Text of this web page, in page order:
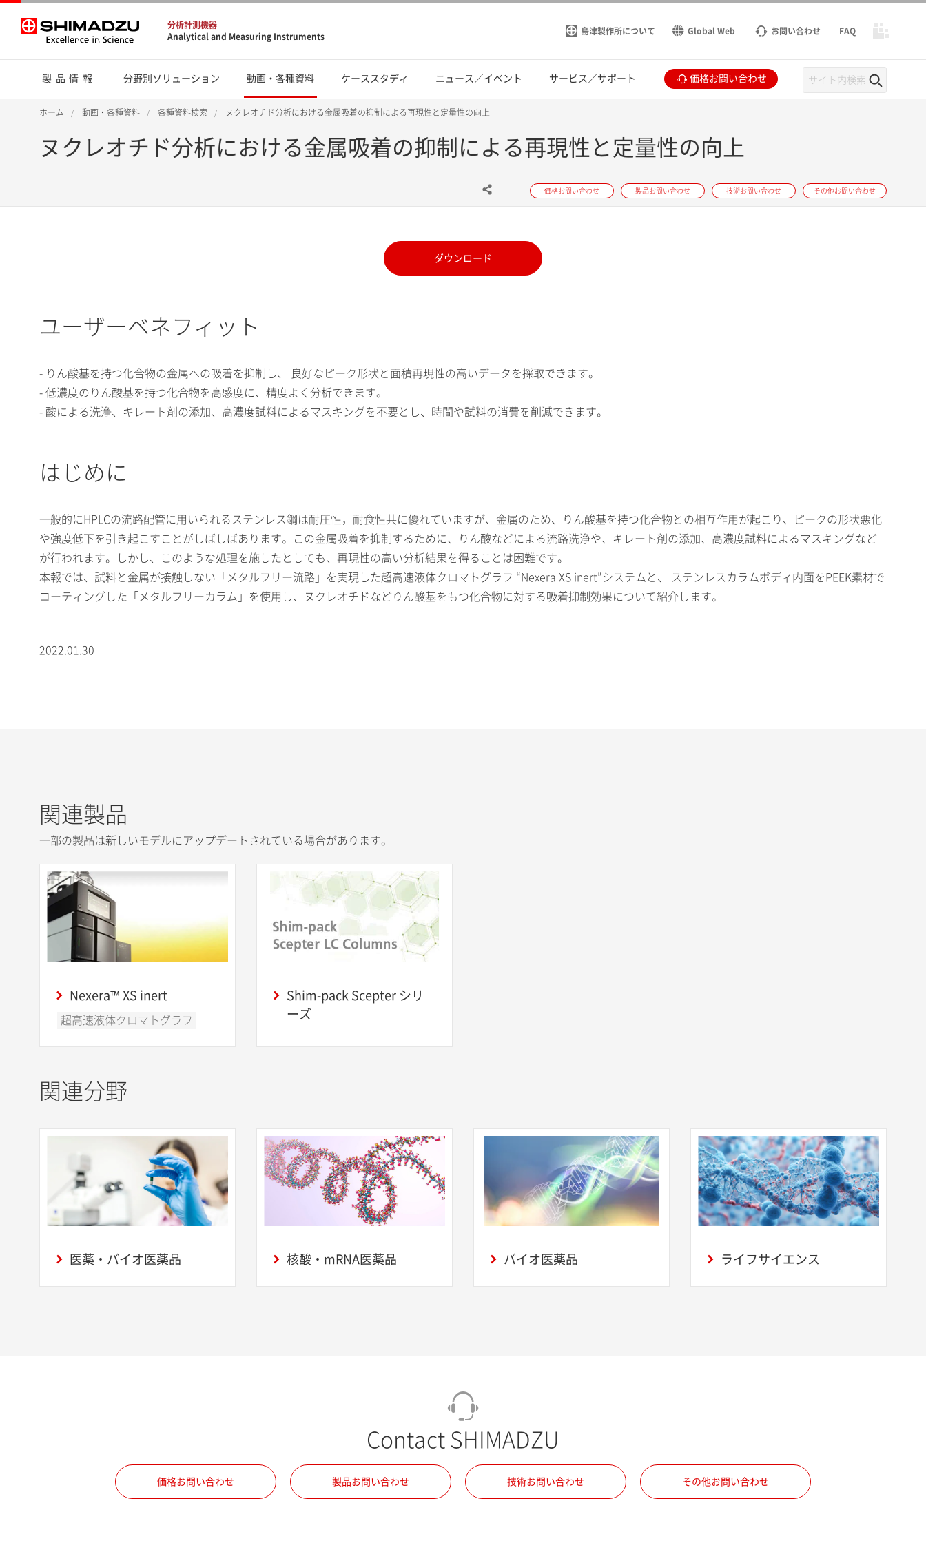
分析計測機器
Analytical and Measuring Instruments
島津製作所について Global Web お問い合わせ FAQ
製品情報 分野別ソリューション 動画・各種資料 ケーススタディ ニュース／イベント サービス／サポート 価格お問い合わせ
ホーム 動画・各種資料 各種資料検索 ヌクレオチド分析における金属吸着の抑制による再現性と定量性の向上
ヌクレオチド分析における金属吸着の抑制による再現性と定量性の向上
価格お問い合わせ 製品お問い合わせ 技術お問い合わせ その他お問い合わせ
ダウンロード
ユーザーベネフィット
- りん酸基を持つ化合物の金属への吸着を抑制し、 良好なピーク形状と面積再現性の高いデータを採取できます。
- 低濃度のりん酸基を持つ化合物を高感度に、精度よく分析できます。
- 酸による洗浄、キレート剤の添加、高濃度試料によるマスキングを不要とし、時間や試料の消費を削減できます。
はじめに
一般的にHPLCの流路配管に用いられるステンレス鋼は耐圧性，耐食性共に優れていますが、金属のため、りん酸基を持つ化合物との相互作用が起こり、ピークの形状悪化
や強度低下を引き起こすことがしばしばあります。この金属吸着を抑制するために、りん酸などによる流路洗浄や、キレート剤の添加、高濃度試料によるマスキングなど
が行われます。しかし、このような処理を施したとしても、再現性の高い分析結果を得ることは困難です。
本報では、試料と金属が接触しない「メタルフリー流路」を実現した超高速液体クロマトグラフ “Nexera XS inert”システムと、 ステンレスカラムボディ内面をPEEK素材で
コーティングした「メタルフリーカラム」を使用し、ヌクレオチドなどりん酸基をもつ化合物に対する吸着抑制効果について紹介します。
2022.01.30
関連製品
一部の製品は新しいモデルにアップデートされている場合があります。
Nexera™ XS inert
超高速液体クロマトグラフ
Shim-pack Scepter シリ
ーズ
関連分野
医薬・バイオ医薬品 核酸・mRNA医薬品 バイオ医薬品 ライフサイエンス
Contact SHIMADZU
価格お問い合わせ 製品お問い合わせ 技術お問い合わせ その他お問い合わせ